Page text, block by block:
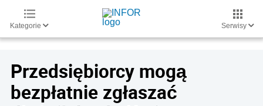
Kategorie Serwisy
Przedsiębiorcy mogą
bezpłatnie zgłaszać